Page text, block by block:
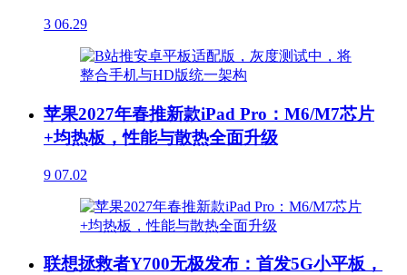
3 06.29
苹果2027年春推新款iPad Pro：M6/M7芯片
+均热板，性能与散热全面升级
9 07.02
联想拯救者Y700无极发布：首发5G小平板，